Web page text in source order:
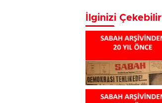
İlginizi Çekebilir